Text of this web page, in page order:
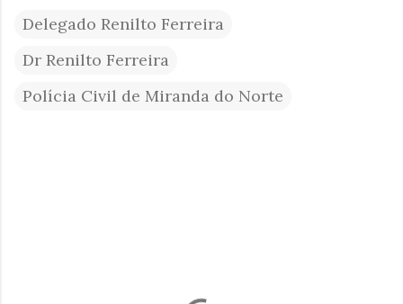
Delegado Renilto Ferreira
Dr Renilto Ferreira
Polícia Civil de Miranda do Norte